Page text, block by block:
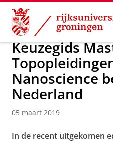
Skip
Content
Skip
Navigation
Onderzoek News
Keuzegids
Nanoscience
Nederland
05 maart 2019
In de recent uitgekomen